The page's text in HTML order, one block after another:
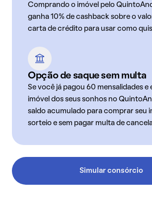
Comprando o imóvel pelo
ganha 10% de cashback sobre o
carta de crédito para usar como
Opção de saque sem multa
Se você já pagou 60 mensalidades
imóvel dos seus sonhos no
saldo acumulado para comprar seu
sorteio e sem pagar multa de
Simular consórcio